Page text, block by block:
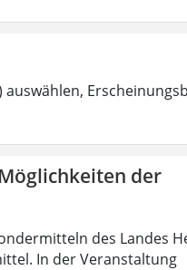
der
des Landes
In der Veranstaltung